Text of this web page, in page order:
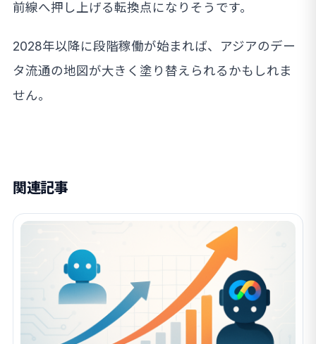
前線へ押し上げる転換点になりそうです。
2028年以降に段階稼働が始まれば、アジアのデー
タ流通の地図が大きく塗り替えられるかもしれま
せん。
関連記事